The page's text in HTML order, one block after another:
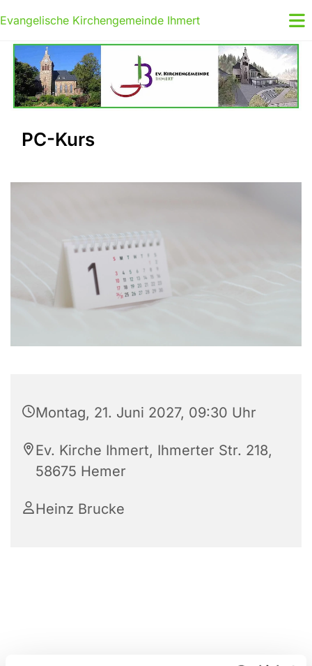
Evangelische Kirchengemeinde Ihmert
PC-Kurs
Montag, 21. Juni 2027, 09:30 Uhr
Ev. Kirche Ihmert, Ihmerter Str. 218,
58675 Hemer
Heinz Brucke